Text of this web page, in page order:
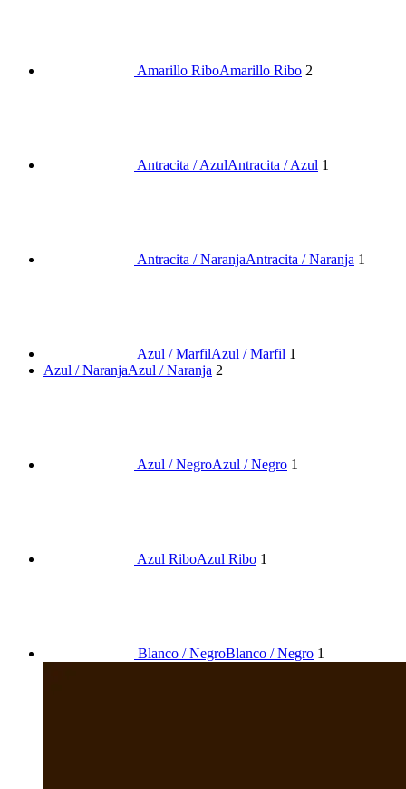
Amarillo RiboAmarillo Ribo 2
Antracita / AzulAntracita / Azul 1
Antracita / NaranjaAntracita / Naranja 1
Azul / MarfilAzul / Marfil 1
Azul / NaranjaAzul / Naranja 2
Azul / NegroAzul / Negro 1
Azul RiboAzul Ribo 1
Blanco / NegroBlanco / Negro 1